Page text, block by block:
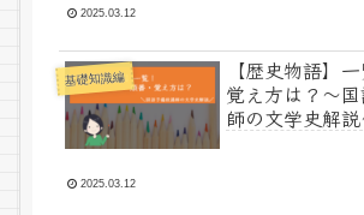
2025.03.12
基礎知識編
【歴史物語】
覚え方は？～
師の文学史解
2025.03.12